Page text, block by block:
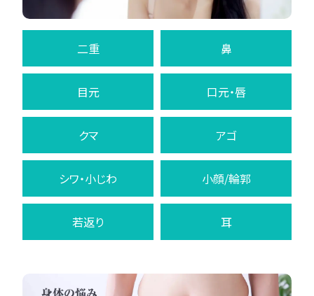
二重 鼻
目元 口元・唇
クマ アゴ
シワ・小じわ 小顔/輪郭
若返り 耳